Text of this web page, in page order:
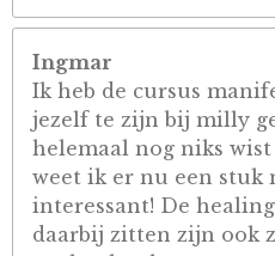
Ingmar
Ik heb de cursus
jezelf te zijn bij milly
helemaal nog niks
weet ik er nu een stuk
interessant! De
daarbij zitten zijn ook